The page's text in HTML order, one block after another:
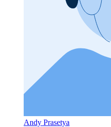
Andy Prasetya